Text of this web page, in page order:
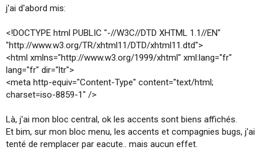
c
s
i
o
n
j'ai d'abord mis:
<!DOCTYPE html PUBLIC "-//W3C//DTD XHTML 1.1//EN"
"http://www.w3.org/TR/xhtml11/DTD/xhtml11.dtd">
<html xmlns="http://www.w3.org/1999/xhtml" xml:lang="fr"
lang="fr" dir="ltr">
<meta http-equiv="Content-Type" content="text/html;
charset=iso-8859-1" />
Là, j'ai mon bloc central, ok les accents sont biens affichés.
Et bim, sur mon bloc menu, les accents et compagnies bugs, j'ai
tenté de remplacer par eacute.. mais aucun effet.